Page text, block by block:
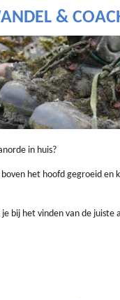
&
in huis?
het hoofd gegroeid en
je bij het vinden van de juiste